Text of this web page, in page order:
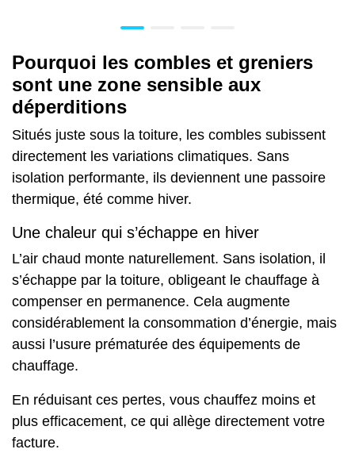
Pourquoi les combles et greniers
sont une zone sensible aux
déperditions
Situés juste sous la toiture, les combles subissent
directement les variations climatiques. Sans
isolation performante, ils deviennent une passoire
thermique, été comme hiver.
Une chaleur qui s’échappe en hiver
L’air chaud monte naturellement. Sans isolation, il
s’échappe par la toiture, obligeant le chauffage à
compenser en permanence. Cela augmente
considérablement la consommation d’énergie, mais
aussi l’usure prématurée des équipements de
chauffage.
En réduisant ces pertes, vous chauffez moins et
plus efficacement, ce qui allège directement votre
facture.